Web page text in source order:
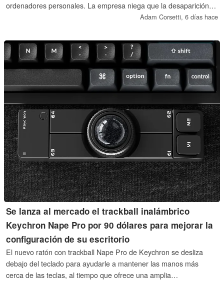
ordenadores personales. La empresa niega que la desaparición
de los juegos físicos vaya a empujar a los compradores hacia
beneficios a través de las ventas digitales para disipar los temores
de que la PS6 tenga un precio excesivo.
Adam Corsetti, 6 días hace
Se lanza al mercado el trackball inalámbrico
Keychron Nape Pro por 90 dólares para mejorar la
configuración de su escritorio
El nuevo ratón con trackball Nape Pro de Keychron se desliza
debajo del teclado para ayudarle a mantener las manos más
cerca de las teclas, al tiempo que ofrece una amplia